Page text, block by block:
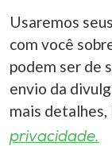
Usaremos
com você
podem ser de
envio da
mais detalhes,
privacidade.